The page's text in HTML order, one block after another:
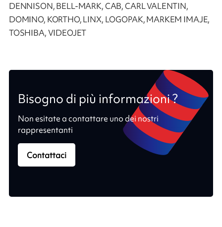
DENNISON, BELL-MARK, CAB, CARL VALENTIN,
DOMINO, KORTHO, LINX, LOGOPAK, MARKEM IMAJE,
TOSHIBA, VIDEOJET
Bisogno di più informazioni ?
Non esitate a contattare uno dei nostri
rappresentanti
Contattaci